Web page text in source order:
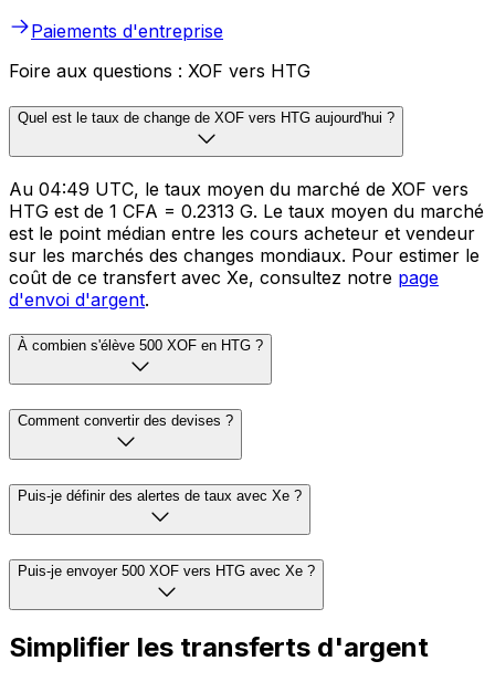
Paiements d'entreprise
Foire aux questions : XOF vers HTG
Quel est le taux de change de XOF vers HTG aujourd'hui ?
Au 04:49 UTC, le taux moyen du marché de XOF vers
HTG est de 1 CFA = 0.2313 G. Le taux moyen du marché
est le point médian entre les cours acheteur et vendeur
sur les marchés des changes mondiaux. Pour estimer le
coût de ce transfert avec Xe, consultez notre page
d'envoi d'argent.
À combien s'élève 500 XOF en HTG ?
Comment convertir des devises ?
Puis-je définir des alertes de taux avec Xe ?
Puis-je envoyer 500 XOF vers HTG avec Xe ?
Simplifier les transferts d'argent